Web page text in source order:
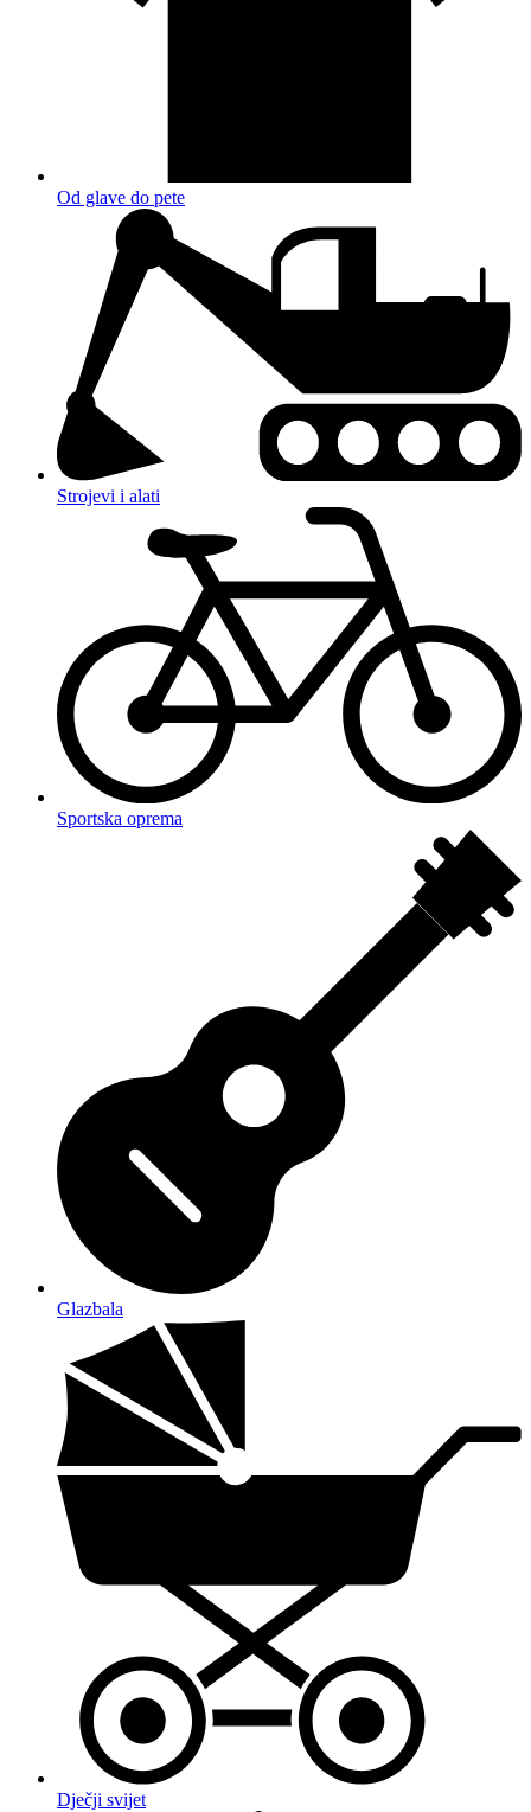
Od glave do pete
Strojevi i alati
Sportska oprema
Glazbala
Dječji svijet